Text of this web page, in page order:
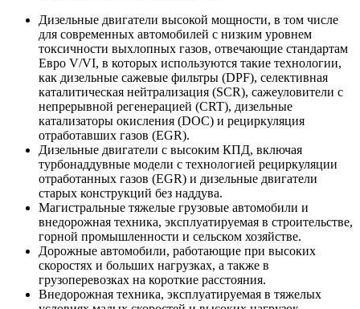
Дизельные двигатели высокой мощности, в том числе
для современных автомобилей с низким уровнем
токсичности выхлопных газов, отвечающие стандартам
Евро V/VI, в которых используются такие технологии,
как дизельные сажевые фильтры (DPF), селективная
каталитическая нейтрализация (SCR), сажеуловители с
непрерывной регенерацией (CRT), дизельные
катализаторы окисления (DOC) и рециркуляция
отработавших газов (EGR).
Дизельные двигатели с высоким КПД, включая
турбонаддувные модели с технологией рециркуляции
отработанных газов (EGR) и дизельные двигатели
старых конструкций без наддува.
Магистральные тяжелые грузовые автомобили и
внедорожная техника, эксплуатируемая в строительстве,
горной промышленности и сельском хозяйстве.
Дорожные автомобили, работающие при высоких
скоростях и больших нагрузках, а также в
грузоперевозках на короткие расстояния.
Внедорожная техника, эксплуатируемая в тяжелых